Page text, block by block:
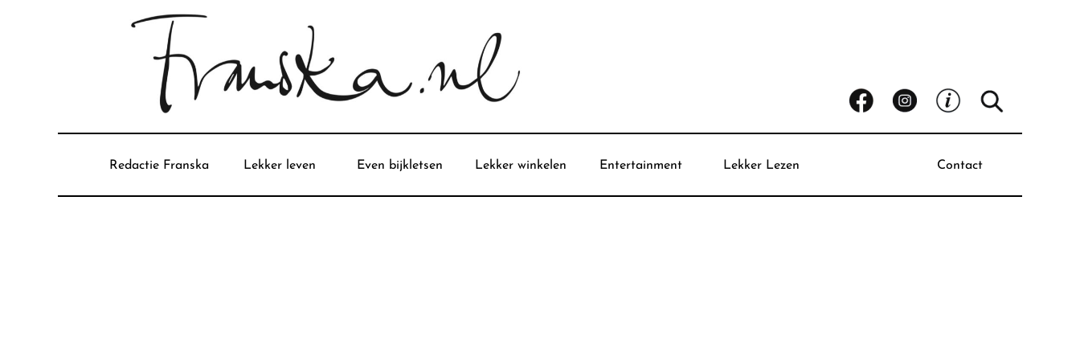
Redactie Franska Lekker leven Even bijkletsen Lekker winkelen Entertainment Lekker Lezen Contact